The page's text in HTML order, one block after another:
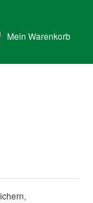
Mein Warenkorb